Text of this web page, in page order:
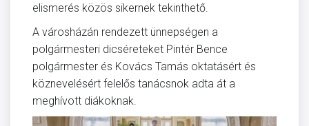
elismerés közös sikernek tekinthető.
A városházán rendezett ünnepségen a
polgármesteri dicséreteket Pintér Bence
polgármester és Kovács Tamás oktatásért és
köznevelésért felelős tanácsnok adta át a
meghívott diákoknak.